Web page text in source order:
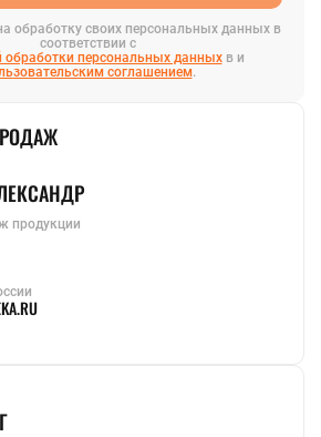
обработку своих персональных данных в
соответствии с
обработки персональных данныхв и
соглашением.
продукции